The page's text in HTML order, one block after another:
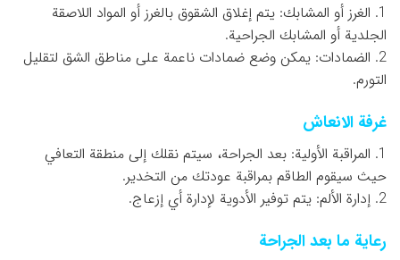
1. الغرز أو المشابك: يتم إغلاق الشقوق بالغرز أو المواد اللاصقة
الجلدية أو المشابك الجراحية.
2. الضمادات: يمكن وضع ضمادات ناعمة على مناطق الشق لتقليل
التورم.
غرفة الانعاش
1. المراقبة الأولية: بعد الجراحة، سيتم نقلك إلى منطقة التعافي
حيث سيقوم الطاقم بمراقبة عودتك من التخدير.
2. إدارة الألم: يتم توفير الأدوية لإدارة أي إزعاج.
رعاية ما بعد الجراحة